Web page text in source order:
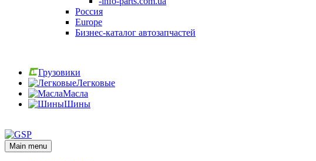
Россия
Europe
Бизнес-каталог автозапчастей
Грузовики
Легковые
Масла
Шины
Main menu